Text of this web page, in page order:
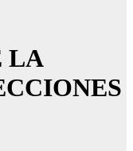
LA